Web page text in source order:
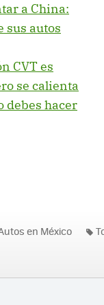
a China:
sus autos
CVT es
se calienta
debes hacer
en México